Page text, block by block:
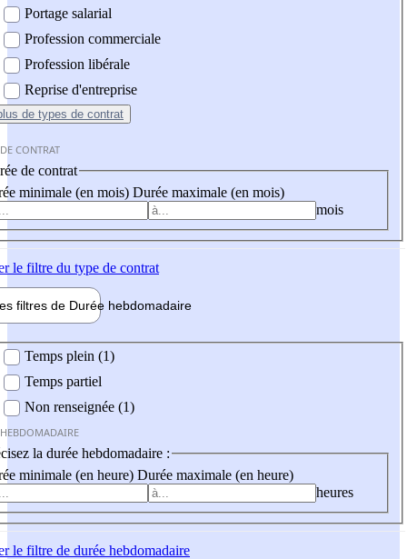
Portage salarial
Profession commerciale
Profession libérale
Reprise d'entreprise
de types de contrat
CONTRAT
de contrat
minimale (en mois) Durée maximale (en mois)
mois
le filtre du type de contrat
filtres de Durée hebdomadaire
Temps plein (1)
Temps partiel
Non renseignée (1)
la durée hebdomadaire :
minimale (en heure) Durée maximale (en heure)
heures
le filtre de durée hebdomadaire